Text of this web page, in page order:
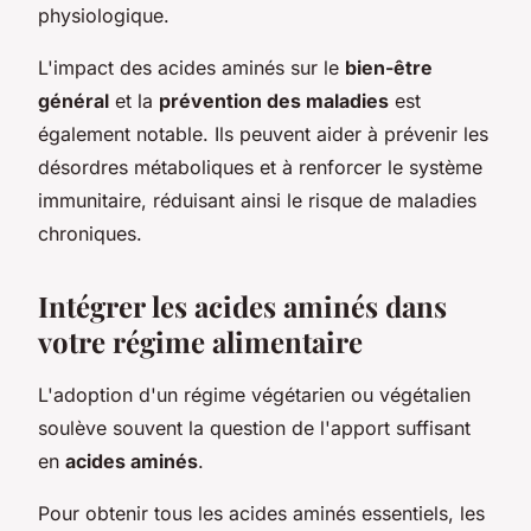
physiologique.
L'impact des acides aminés sur le bien-être
général et la prévention des maladies est
également notable. Ils peuvent aider à prévenir les
désordres métaboliques et à renforcer le système
immunitaire, réduisant ainsi le risque de maladies
chroniques.
Intégrer les acides aminés dans
votre régime alimentaire
L'adoption d'un régime végétarien ou végétalien
soulève souvent la question de l'apport suffisant
en acides aminés.
Pour obtenir tous les acides aminés essentiels, les